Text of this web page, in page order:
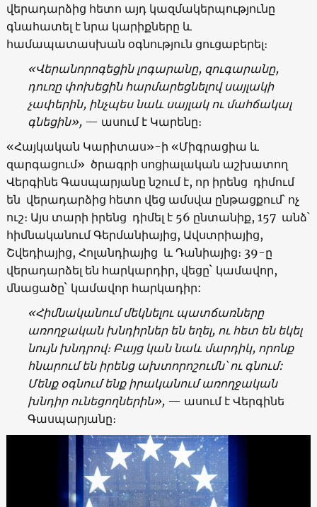
վերադարձից հետո այդ կազմակերպությունը
գնահատել է նրա կարիքները և
համապատասխան օգնություն ցուցաբերել։
«Վերանորոգեցին լոգարանը, զուգարանը,
դուռը փոխեցին հարմարեցնելով սայլակի
չափերին, ինչպես նաև սայլակ ու մահճակալ
գնեցին»,— ասում է Կարենը։
«Հայկական Կարիտաս»-ի «Միգրացիա և
զարգացում» ծրագրի սոցիալական աշխատող
Վերգինե Գասպարյանը նշում է, որ իրենց դիմում
են վերադարձից հետո վեց ամսվա ընթացքում՝ ոչ
ուշ։ Այս տարի իրենց դիմել է 56 ընտանիք, 157 անձ՝
հիմնականում Գերմանիայից, Ավստրիայից,
Շվեդիայից, Հոլանդիայից և Դանիայից։ 39-ը
վերադարձել են հարկարդիր, վեցը` կամավոր,
մնացածը` կամավոր հարկադիր:
«Հիմնականում մեկնելու պատճառները
առողջական խնդիրներ են եղել, ու հետ են եկել
նույն խնդրով։ Բայց կան նաև մարդիկ, որոնք
հնարում ենիրենց ախտորոշումն՝ու գնում:
Մենք օգնում ենք իրականում առողջական
խնդիր ունեցողներին»,— ասում է Վերգինե
Գասպարյանը։